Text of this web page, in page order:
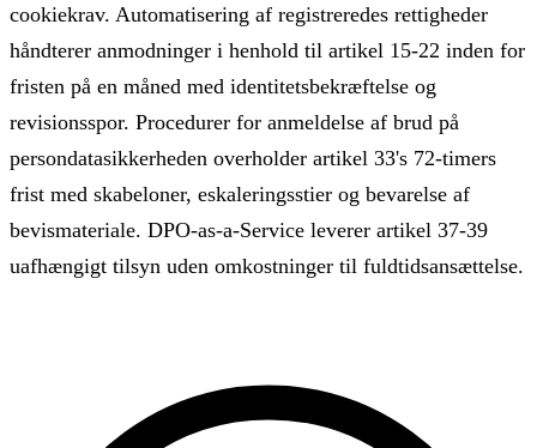
cookiekrav. Automatisering af registreredes rettigheder
håndterer anmodninger i henhold til artikel 15-22 inden for
fristen på en måned med identitetsbekræftelse og
revisionsspor. Procedurer for anmeldelse af brud på
persondatasikkerheden overholder artikel 33's 72-timers
frist med skabeloner, eskaleringsstier og bevarelse af
bevismateriale. DPO-as-a-Service leverer artikel 37-39
uafhængigt tilsyn uden omkostninger til fuldtidsansættelse.